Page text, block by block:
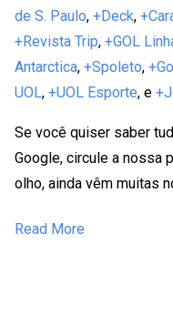
de S. Paulo, +Deck,
+Revista Trip, +GOL
Antarctica, +Spoleto,
UOL, +UOL Esporte, e
Se você quiser saber
Google, circule a nossa
olho, ainda vêm muitas
Read More